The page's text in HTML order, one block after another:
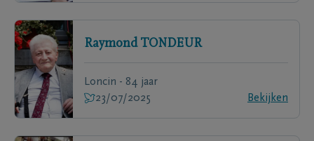
Raymond TONDEUR
Loncin - 84 jaar
23/07/2025
Bekijken